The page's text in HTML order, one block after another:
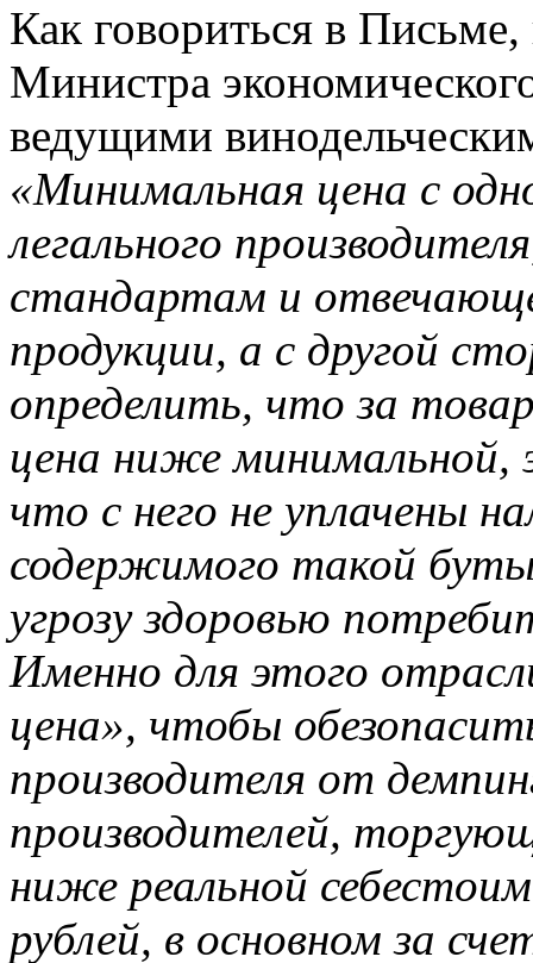
Как говориться в
Министра
ведущими
«Минимальная цена с
легального
стандартам и
продукции, а с другой
определить, что за
цена ниже минимальной,
что с него не уплачены
содержимого такой
угрозу здоровью
Именно для этого
цена», чтобы
производителя от
производителей,
ниже реальной
рублей, в основном за